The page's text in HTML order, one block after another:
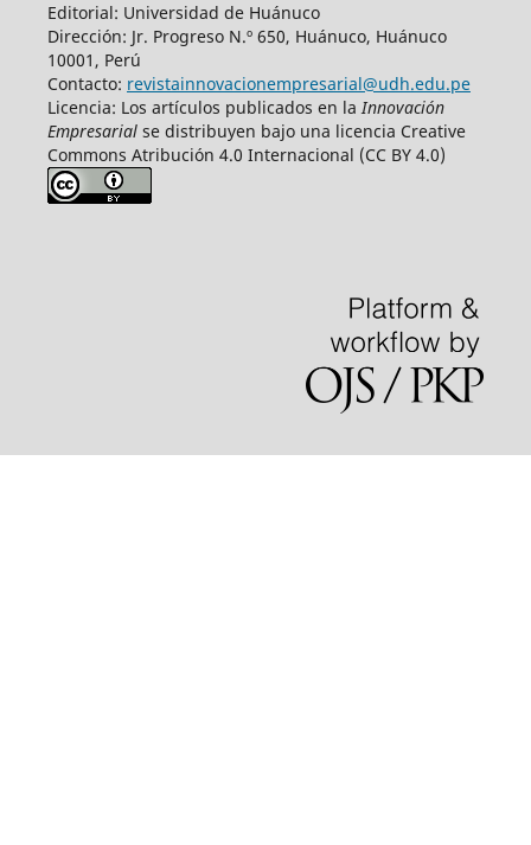
Editorial: Universidad de Huánuco
Dirección: Jr. Progreso N.º 650, Huánuco, Huánuco
10001, Perú
Contacto: revistainnovacionempresarial@udh.edu.pe
Licencia: Los artículos publicados en la Innovación
Empresarialse distribuyen bajo una licencia Creative
Commons Atribución 4.0 Internacional (CC BY 4.0)